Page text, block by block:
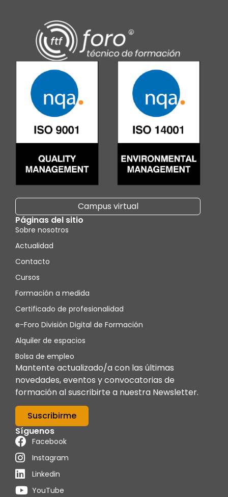
Campus virtual
Páginas del sitio
Sobre nosotros
Actualidad
Contacto
Cursos
Formación a medida
Certificado de profesionalidad
e-Foro División Digital de Formación
Alquiler de espacios
Bolsa de empleo
Mantente actualizado/a con las últimas
novedades, eventos y convocatorias de
formación al suscribirte a nuestra Newsletter.
Suscribirme
Síguenos
Facebook
Instagram
Linkedin
YouTube